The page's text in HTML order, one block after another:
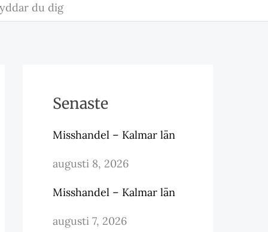
du dig
Senaste
Misshandel – Kalmar län
augusti 8, 2026
Misshandel – Kalmar län
augusti 7, 2026